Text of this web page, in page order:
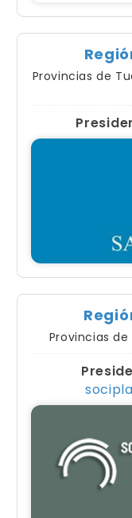
Provincias de
Provincias de